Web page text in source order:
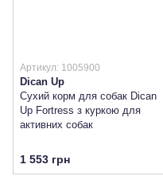
Артикул: 1005900
Dican Up
Сухий корм для собак Dican
Up Fortress з куркою для
активних собак
1 553 грн